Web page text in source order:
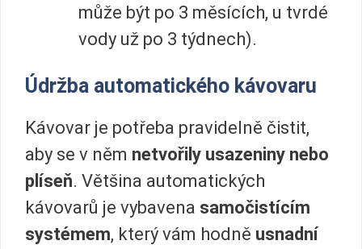
může být po 3 měsících, u tvrdé
vody už po 3 týdnech).
Údržba automatického kávovaru
Kávovar je potřeba pravidelně čistit,
aby se v něm netvořily usazeniny nebo
plíseň. Většina automatických
kávovarů je vybavena samočistícím
systémem, který vám hodně usnadní